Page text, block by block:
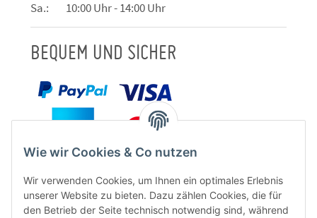
Sa.: 10:00 Uhr - 14:00 Uhr
BEQUEM UND SICHER
Wie wir Cookies & Co nutzen
Wir verwenden Cookies, um Ihnen ein optimales Erlebnis
unserer Website zu bieten. Dazu zählen Cookies, die für
den Betrieb der Seite technisch notwendig sind, während